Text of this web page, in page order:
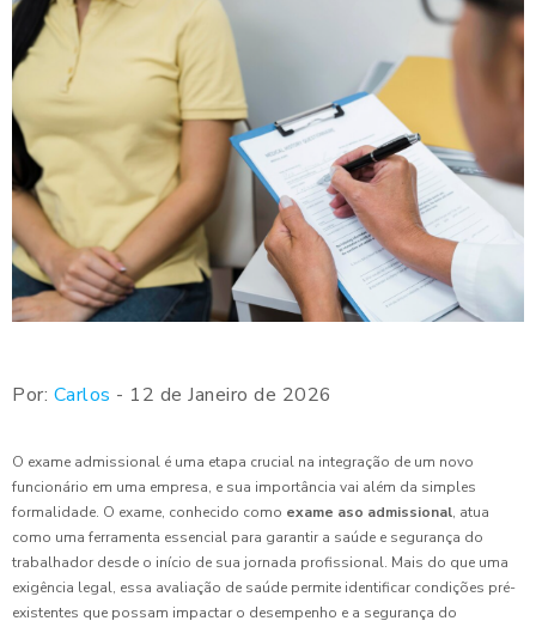
Por: Carlos - 12 de Janeiro de 2026
O exame admissional é uma etapa crucial na integração de um novo
funcionário em uma empresa, e sua importância vai além da simples
formalidade. O exame, conhecido como exame aso admissional, atua
como uma ferramenta essencial para garantir a saúde e segurança do
trabalhador desde o início de sua jornada profissional. Mais do que uma
exigência legal, essa avaliação de saúde permite identificar condições pré-
existentes que possam impactar o desempenho e a segurança do